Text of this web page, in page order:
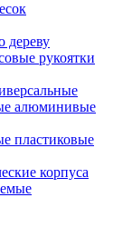
дереву
рукоятки
алюминивые
пластиковые
корпуса